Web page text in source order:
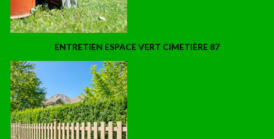
ENTRETIEN ESPACE VERT CIMETIÈRE 87